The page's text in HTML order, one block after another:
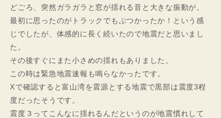
どごろ、突然ガラガラと窓が揺れる音と大きな振動が。
最初に思ったのがトラックでもぶつかったか！という感
じでしたが、体感的に長く続いたので地震だと思いまし
た。
その後すぐにまた小さめの揺れもありました。
この時は緊急地震速報も鳴らなかったです。
Xで確認すると富山湾を震源とする地震で黒部は震度3程
度だったそうです。
震度３ってこんなに揺れるんだというのが地震慣れして